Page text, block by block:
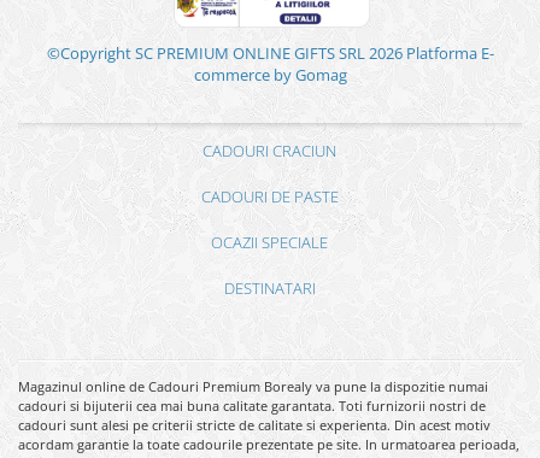
©Copyright SC PREMIUM ONLINE GIFTS SRL 2026 Platforma E-
commerce by Gomag
CADOURI CRACIUN
CADOURI DE PASTE
OCAZII SPECIALE
DESTINATARI
Magazinul online de Cadouri Premium Borealy va pune la dispozitie numai
cadouri si bijuterii cea mai buna calitate garantata. Toti furnizorii nostri de
cadouri sunt alesi pe criterii stricte de calitate si experienta. Din acest motiv
acordam garantie la toate cadourile prezentate pe site. In urmatoarea perioada,